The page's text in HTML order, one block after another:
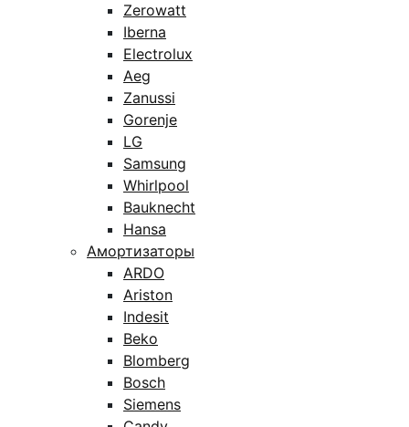
Zerowatt
Iberna
Electrolux
Aeg
Zanussi
Gorenje
LG
Samsung
Whirlpool
Bauknecht
Hansa
Амортизаторы
ARDO
Ariston
Indesit
Beko
Blomberg
Bosch
Siemens